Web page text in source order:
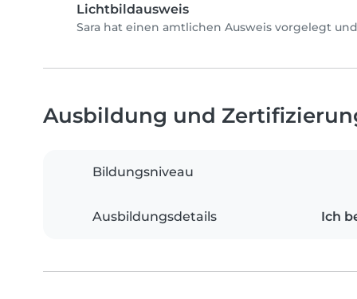
Lichtbildausweis
Sara hat einen amtlichen Ausweis vorgelegt
Ausbildung und
Bildungsniveau
Ausbildungsdetails Ich